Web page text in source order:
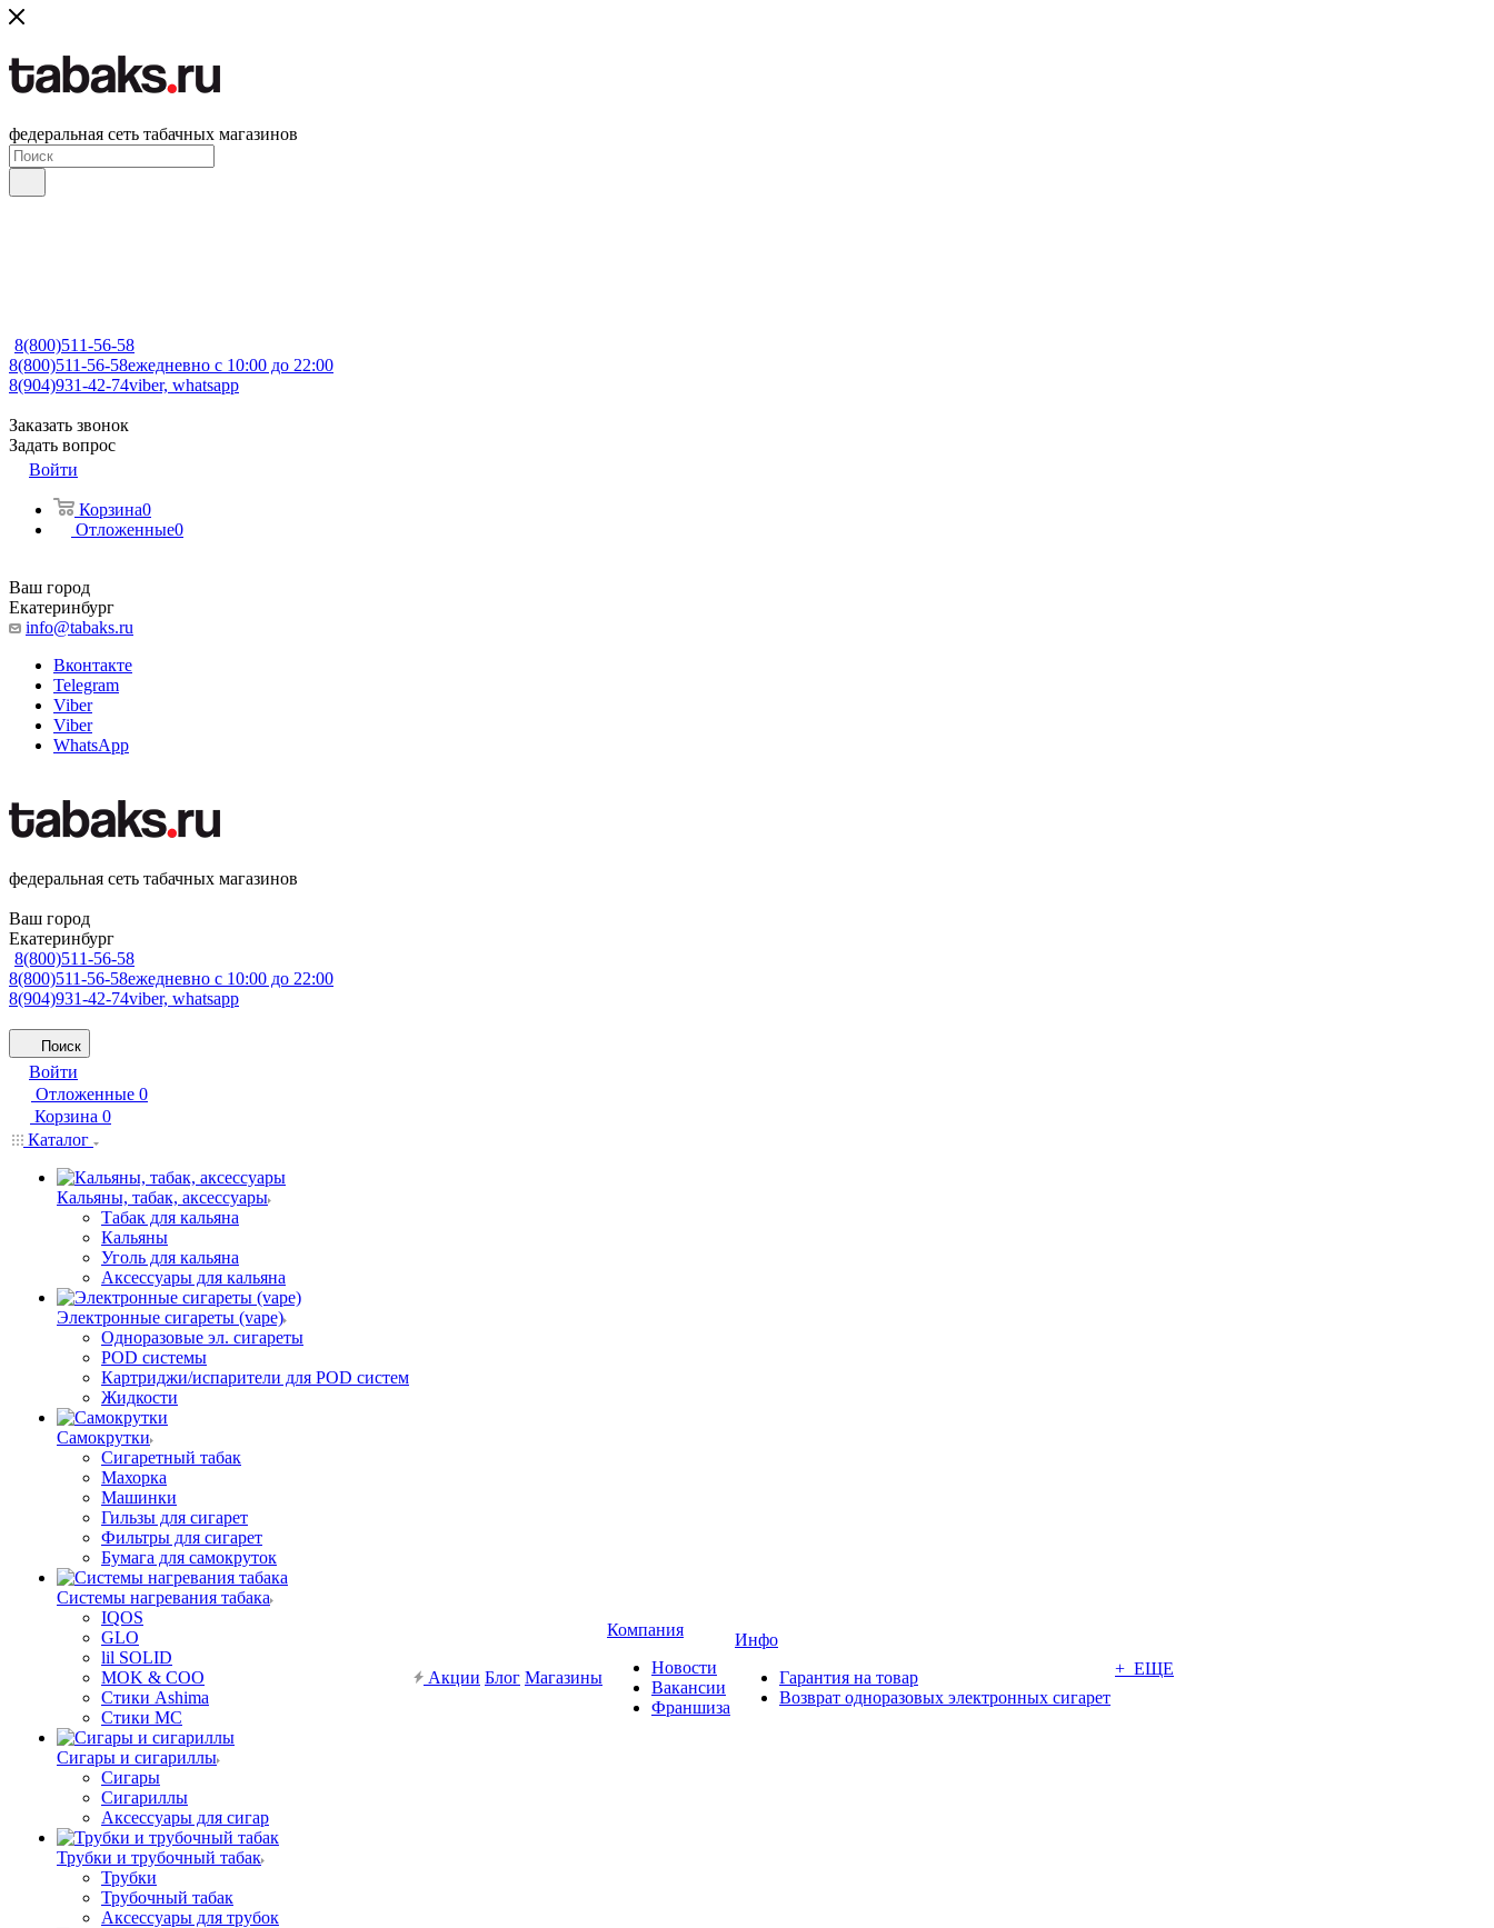
федеральная сеть табачных магазинов
8(800)511-56-58
8(800)511-56-58ежедневно с 10:00 до 22:00
8(904)931-42-74viber, whatsapp
Заказать звонок
Задать вопрос
Войти
Корзина0
Отложенные0
Ваш город
Екатеринбург
info@tabaks.ru
Вконтакте
Telegram
Viber
Viber
WhatsApp
федеральная сеть табачных магазинов
Ваш город
Екатеринбург
8(800)511-56-58
8(800)511-56-58ежедневно с 10:00 до 22:00
8(904)931-42-74viber, whatsapp
Поиск
Войти
Отложенные 0
Корзина 0
Каталог
Кальяны, табак, аксессуары
Табак для кальяна
Кальяны
Уголь для кальяна
Аксессуары для кальяна
Электронные сигареты (vape)
Одноразовые эл. сигареты
POD системы
Картриджи/испарители для POD систем
Жидкости
Самокрутки
Сигаретный табак
Махорка
Машинки
Гильзы для сигарет
Фильтры для сигарет
Бумага для самокруток
Системы нагревания табака
IQOS
GLO
lil SOLID
MOK & COO
Стики Ashima
Стики MC
Сигары и сигариллы
Сигары
Сигариллы
Аксессуары для сигар
Трубки и трубочный табак
Трубки
Трубочный табак
Аксессуары для трубок
Акции Блог Магазины
Компания
Новости
Вакансии
Франшиза
Инфо
Гарантия на товар
Возврат одноразовых электронных сигарет
+ ЕЩЕ